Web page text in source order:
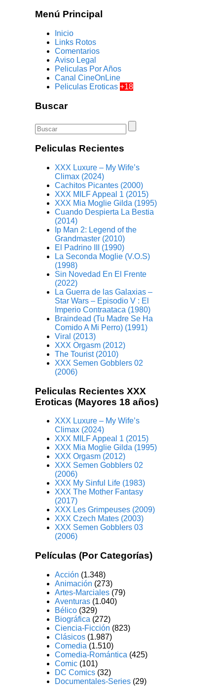
Menú Principal
Inicio
Links Rotos
Comentarios
Aviso Legal
Peliculas Por Años
Canal CineOnLine
Peliculas Eroticas+18
Buscar
Peliculas Recientes
XXX Luxure – My Wife’s
Climax (2024)
Cachitos Picantes (2000)
XXX MILF Appeal 1 (2015)
XXX Mia Moglie Gilda (1995)
Cuando Despierta La Bestia
(2014)
Ip Man 2: Legend of the
Grandmaster (2010)
El Padrino III (1990)
La Seconda Moglie (V.O.S)
(1998)
Sin Novedad En El Frente
(2022)
La Guerra de las Galaxias –
Star Wars – Episodio V : El
Imperio Contraataca (1980)
Braindead (Tu Madre Se Ha
Comido A Mi Perro) (1991)
Viral (2013)
XXX Orgasm (2012)
The Tourist (2010)
XXX Semen Gobblers 02
(2006)
Peliculas Recientes XXX
Eroticas (Mayores 18 años)
XXX Luxure – My Wife’s
Climax (2024)
XXX MILF Appeal 1 (2015)
XXX Mia Moglie Gilda (1995)
XXX Orgasm (2012)
XXX Semen Gobblers 02
(2006)
XXX My Sinful Life (1983)
XXX The Mother Fantasy
(2017)
XXX Les Grimpeuses (2009)
XXX Czech Mates (2003)
XXX Semen Gobblers 03
(2006)
Películas (Por Categorías)
Acción (1.348)
Animación (273)
Artes-Marciales (79)
Aventuras (1.040)
Bélico (329)
Biográfica (272)
Ciencia-Ficción (823)
Clásicos (1.987)
Comedia (1.510)
Comedia-Romántica (425)
Comic (101)
DC Comics (32)
Documentales-Series (29)